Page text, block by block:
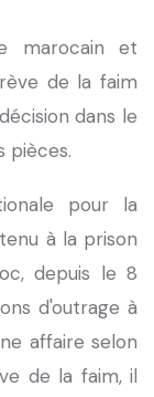
marocain et
de la faim
dans le
pièces.
pour la
à la prison
depuis le 8
d'outrage à
affaire selon
de la faim, il